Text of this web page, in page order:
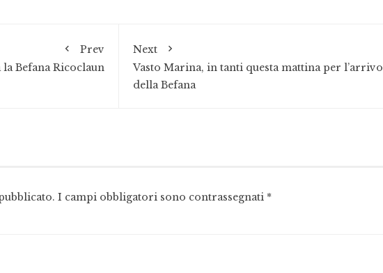
Prev
Befana Ricoclaun
Next
Vasto Marina, in tanti questa mattina per l’arrivo
della Befana
I campi obbligatori sono contrassegnati *